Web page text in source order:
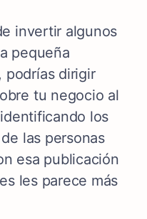
invertir algunos
pequeña
podrías dirigir
tu negocio al
los
las personas
esa publicación
les parece más